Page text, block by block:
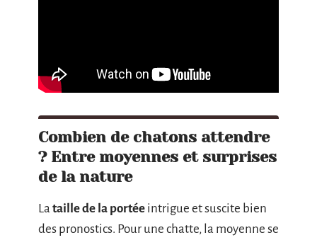
Combien de chatons attendre
? Entre moyennes et surprises
de la nature
La taille de la portée intrigue et suscite bien
des pronostics. Pour une chatte, la moyenne se